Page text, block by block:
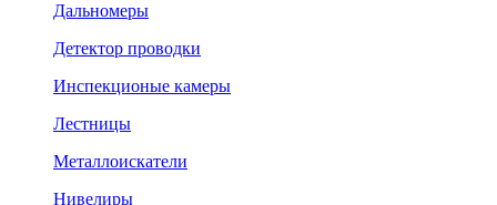
Дальномеры
Детектор проводки
Инспекционые камеры
Лестницы
Металлоискатели
Нивелиры